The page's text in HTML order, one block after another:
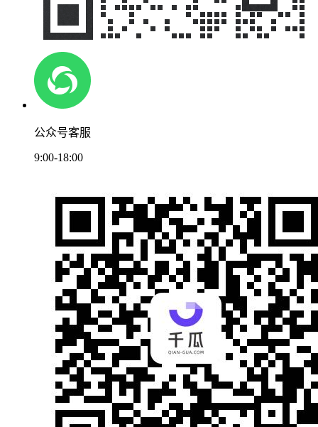
公众号客服
9:00-18:00